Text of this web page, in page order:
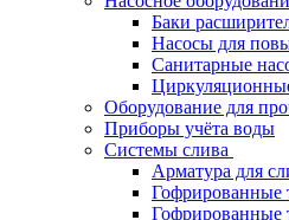
Баки
Насосы для
Санитарные
Оборудование для
Приборы учёта воды
Системы слива
Арматура для
Гофрированные
Гофрированные